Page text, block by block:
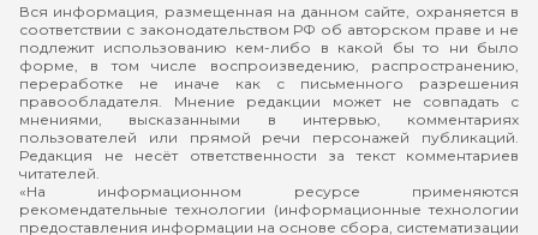
Вся информация, размещенная на данном сайте, охраняется в
соответствии с законодательством РФ об авторском праве и не
подлежит использованию кем-либо в какой бы то ни было
форме, в том числе воспроизведению, распространению,
переработке не иначе как с письменного разрешения
правообладателя. Мнение редакции может не совпадать с
мнениями, высказанными в интервью, комментариях
пользователей или прямой речи персонажей публикаций.
Редакция не несёт ответственности за текст комментариев
читателей.
«На информационном ресурсе применяются
рекомендательные технологии (информационные технологии
предоставления информации на основе сбора, систематизации